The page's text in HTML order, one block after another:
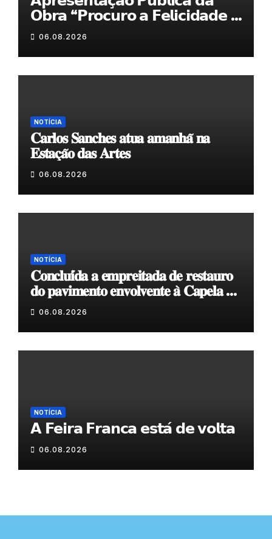
𝗢𝗯𝗿𝗮 “𝗣𝗿𝗼𝗰𝘂𝗿𝗼 𝗮 𝗙𝗲𝗹𝗶𝗰𝗶𝗱𝗮𝗱𝗲 𝗲
𝗲𝗹𝗮 𝗺𝗼𝗿𝗮 𝗰𝗼𝗺𝗶𝗴𝗼”
06.08.2026
NOTÍCIA
𝐂𝐚𝐫𝐥𝐨𝐬 𝐒𝐚𝐧𝐜𝐡𝐞𝐬 𝐚𝐭𝐮𝐚 𝐚𝐦𝐚𝐧𝐡𝐚̃ 𝐧𝐚
𝐄𝐬𝐭𝐚𝐜̧𝐚̃𝐨 𝐝𝐚𝐬 𝐀𝐫𝐭𝐞𝐬
06.08.2026
NOTÍCIA
𝐂𝐨𝐧𝐜𝐥𝐮𝐢́𝐝𝐚 𝐚 𝐞𝐦𝐩𝐫𝐞𝐢𝐭𝐚𝐝𝐚 𝐝𝐞 𝐫𝐞𝐬𝐭𝐚𝐮𝐫𝐨
𝐝𝐨 𝐩𝐚𝐯𝐢𝐦𝐞𝐧𝐭𝐨 𝐞𝐧𝐯𝐨𝐥𝐯𝐞𝐧𝐭𝐞 𝐚̀ 𝐂𝐚𝐩𝐞𝐥𝐚 𝐝𝐞
𝐂𝐨𝐯𝐚𝐬
06.08.2026
NOTÍCIA
𝗔 𝗙𝗲𝗶𝗿𝗮 𝗙𝗿𝗮𝗻𝗰𝗮 𝗲𝘀𝘁𝗮́ 𝗱𝗲 𝘃𝗼𝗹𝘁𝗮
06.08.2026